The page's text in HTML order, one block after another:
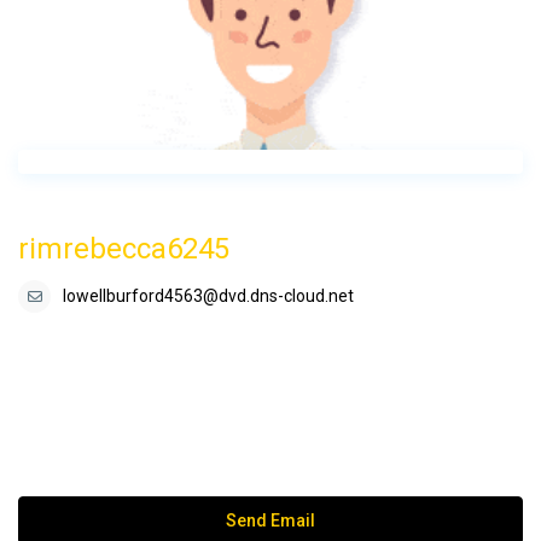
rimrebecca6245
lowellburford4563@dvd.dns-cloud.net
Send Email